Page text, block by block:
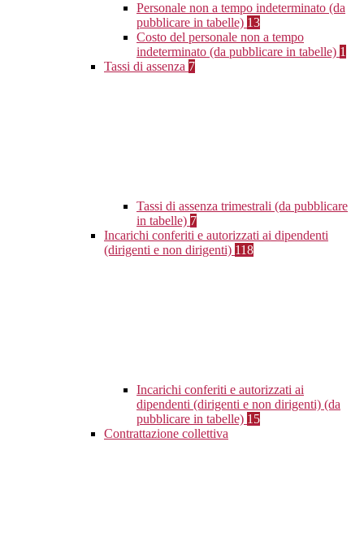
Personale non a tempo indeterminato (da
pubblicare in tabelle) 13
Costo del personale non a tempo
indeterminato (da pubblicare in tabelle) 1
Tassi di assenza 7
Tassi di assenza trimestrali (da pubblicare
in tabelle) 7
Incarichi conferiti e autorizzati ai dipendenti
(dirigenti e non dirigenti) 118
Incarichi conferiti e autorizzati ai
dipendenti (dirigenti e non dirigenti) (da
pubblicare in tabelle) 15
Contrattazione collettiva